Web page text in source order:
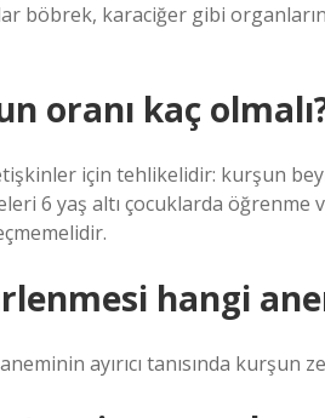
böbrek, karaciğer gibi
oranı kaç
için tehlikelidir: kurşun
6 yaş altı çocuklarda öğrenme
hangi
ayırıcı tanısında kurşun